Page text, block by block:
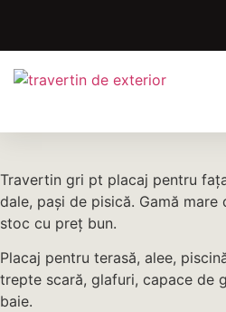
Travertin gri pt placaj pentru
dale, pași de pisică. Gamă
stoc cu preț bun.
Placaj pentru terasă, alee,
trepte scară, glafuri, capace de
baie.